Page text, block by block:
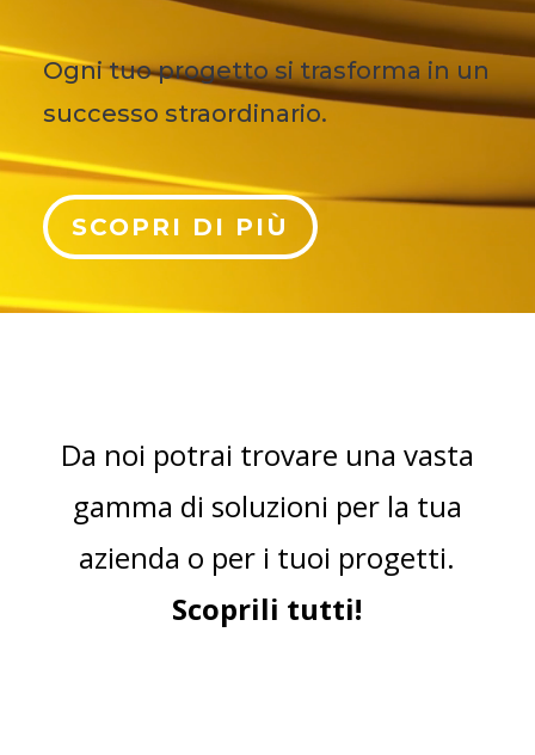
Ogni tuo progetto si trasforma in un
successo straordinario.
SCOPRI DI PIÙ
Da noi potrai trovare una vasta
gamma di soluzioni per la tua
azienda o per i tuoi progetti.
Scoprili tutti!